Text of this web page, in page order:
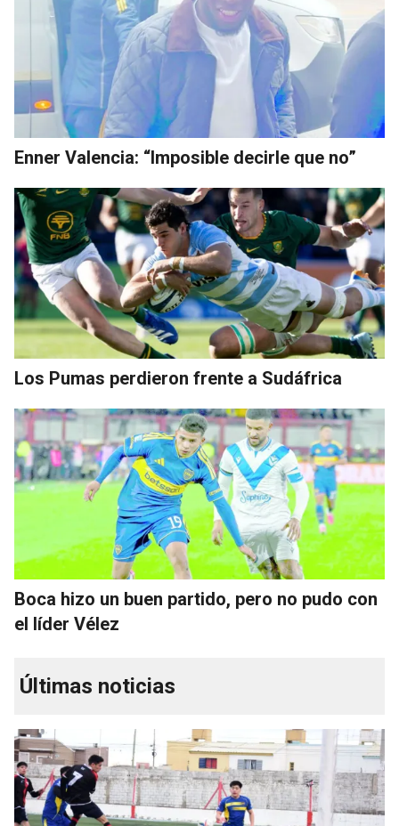
Enner Valencia: “Imposible decirle que no”
Los Pumas perdieron frente a Sudáfrica
Boca hizo un buen partido, pero no pudo con
el líder Vélez
Últimas noticias